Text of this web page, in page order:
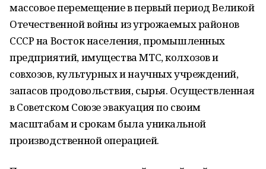
массовое перемещение в первый период Великой
Отечественной войны из угрожаемых районов
СССР на Восток населения, промышленных
предприятий, имущества МТС, колхозов и
совхозов, культурных и научных учреждений,
запасов продовольствия, сырья. Осуществленная
в Советском Союзе эвакуация по своим
масштабам и срокам была уникальной
производственной операцией.